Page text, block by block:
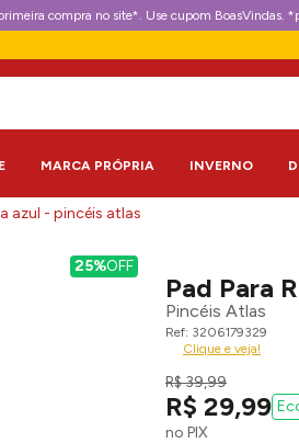
compra no site*. Use cupom BoasVindas.
MARCA PRÓPRIA INVERNO
azul - pincéis atlas
25%OFF
Pad Para
Pincéis Atlas
3206179329
Clique e veja!
R$39,99
R$ 29,99
no PIX